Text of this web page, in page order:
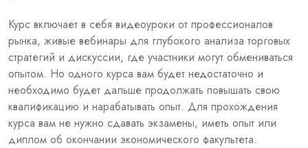
Курс включает в себя видеоуроки от профессионалов
рынка, живые вебинары для глубокого анализа торговых
стратегий и дискуссии, где участники могут обмениваться
опытом. Но одного курса вам будет недостаточно и
необходимо будет дальше продолжать повышать свою
квалификацию и нарабатывать опыт. Для прохождения
курса вам не нужно сдавать экзамены, иметь опыт или
диплом об окончании экономического факультета.